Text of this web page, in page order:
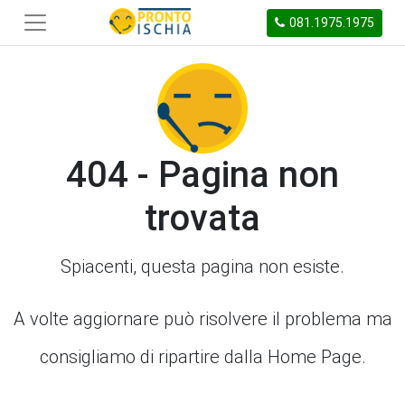
081.1975.1975
404 - Pagina non
trovata
Spiacenti, questa pagina non esiste.
A volte aggiornare può risolvere il problema ma
consigliamo di ripartire dalla Home Page.